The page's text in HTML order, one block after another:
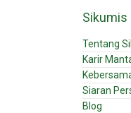
Sikumis
Tentang
Karir
Siaran
Blog